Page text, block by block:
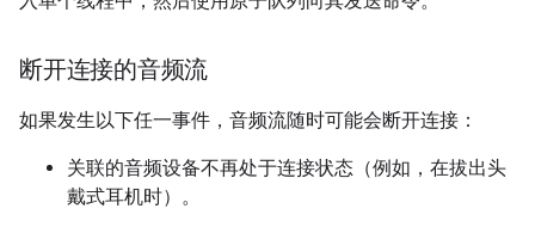
断开连接的音频流
如果发生以下任一事件，音频流随时可能会断开连接：
关联的音频设备不再处于连接状态（例如，在拔出头
戴式耳机时）。